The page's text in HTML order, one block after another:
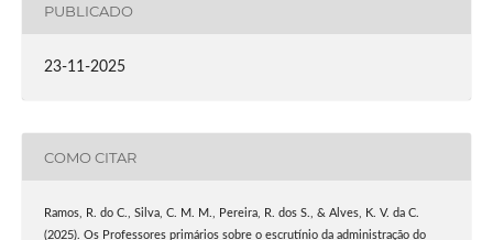
PUBLICADO
23-11-2025
COMO CITAR
Ramos, R. do C., Silva, C. M. M., Pereira, R. dos S., & Alves, K. V. da C.
(2025). Os Professores primários sobre o escrutínio da administração do